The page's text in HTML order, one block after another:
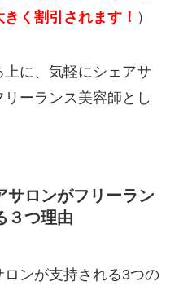
く割引されます！ ）
に、気軽にシェアサ
ーランス美容師とし
サロンがフリーラン
３つ理由
ンが支持される3つの